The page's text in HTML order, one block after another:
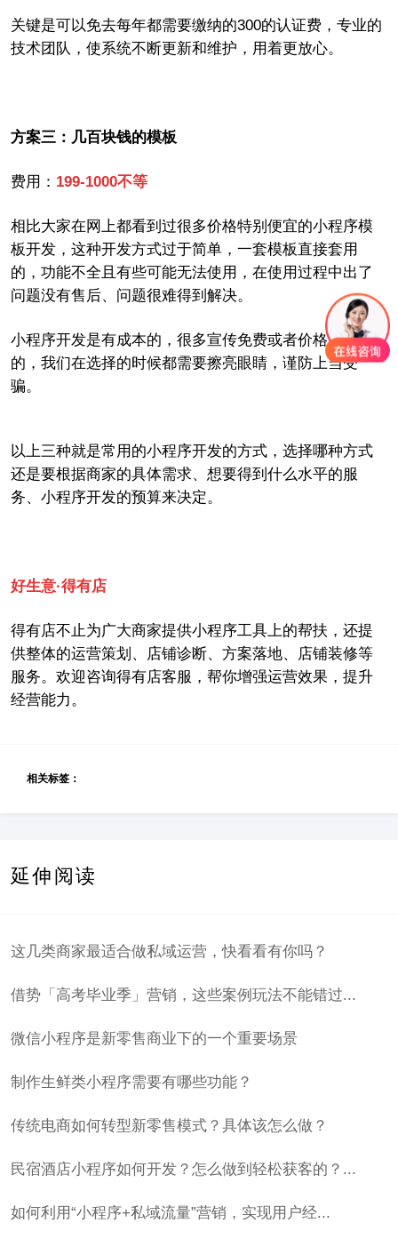
关键是可以免去每年都需要缴纳的300的认证费，专业的
技术团队，使系统不断更新和维护，用着更放心。
方案三：几百块钱的模板
费用： 199-1000不等
相比大家在网上都看到过很多价格特别便宜的小程序模
板开发，这种开发方式过于简单，一套模板直接套用
的，功能不全且有些可能无法使用，在使用过程中出了
问题没有售后、问题很难得到解决。
小程序开发是有成本的，很多宣传免费或者价格太低
的，我们在选择的时候都需要擦亮眼睛，谨防上当受
骗。
以上三种就是常用的小程序开发的方式，选择哪种方式
还是要根据商家的具体需求、想要得到什么水平的服
务、小程序开发的预算来决定。
好生意·得有店
得有店不止为广大商家提供小程序工具上的帮扶，还提
供整体的运营策划、店铺诊断、方案落地、店铺装修等
服务。欢迎咨询得有店客服，帮你增强运营效果，提升
经营能力。
相关标签：
延伸阅读
这几类商家最适合做私域运营，快看看有你吗？
借势「高考毕业季」营销，这些案例玩法不能错过...
微信小程序是新零售商业下的一个重要场景
制作生鲜类小程序需要有哪些功能？
传统电商如何转型新零售模式？具体该怎么做？
民宿酒店小程序如何开发？怎么做到轻松获客的？...
如何利用“小程序+私域流量”营销，实现用户经...